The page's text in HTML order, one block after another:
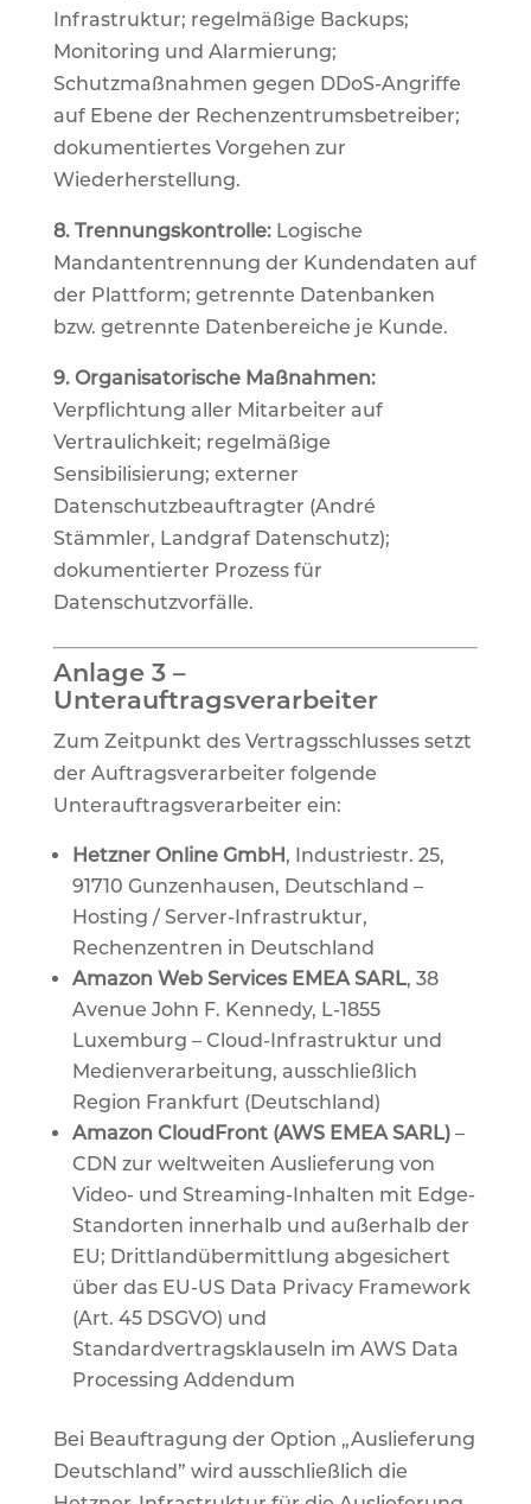
Infrastruktur; regelmäßige Backups;
Monitoring und Alarmierung;
Schutzmaßnahmen gegen DDoS-Angriffe
auf Ebene der Rechenzentrumsbetreiber;
dokumentiertes Vorgehen zur
Wiederherstellung.
8. Trennungskontrolle:Logische
Mandantentrennung der Kundendaten auf
der Plattform; getrennte Datenbanken
bzw. getrennte Datenbereiche je Kunde.
9. Organisatorische Maßnahmen:
Verpflichtung aller Mitarbeiter auf
Vertraulichkeit; regelmäßige
Sensibilisierung; externer
Datenschutzbeauftragter (André
Stämmler, Landgraf Datenschutz);
dokumentierter Prozess für
Datenschutzvorfälle.
Anlage 3 –
Unterauftragsverarbeiter
Zum Zeitpunkt des Vertragsschlusses setzt
der Auftragsverarbeiter folgende
Unterauftragsverarbeiter ein:
Hetzner Online GmbH, Industriestr. 25,
91710 Gunzenhausen, Deutschland –
Hosting / Server-Infrastruktur,
Rechenzentren in Deutschland
Amazon Web Services EMEA SARL, 38
Avenue John F. Kennedy, L-1855
Luxemburg – Cloud-Infrastruktur und
Medienverarbeitung, ausschließlich
Region Frankfurt (Deutschland)
Amazon CloudFront (AWS EMEA SARL)–
CDN zur weltweiten Auslieferung von
Video- und Streaming-Inhalten mit Edge-
Standorten innerhalb und außerhalb der
EU; Drittlandübermittlung abgesichert
über das EU-US Data Privacy Framework
(Art. 45 DSGVO) und
Standardvertragsklauseln im AWS Data
Processing Addendum
Bei Beauftragung der Option „Auslieferung
Deutschland” wird ausschließlich die